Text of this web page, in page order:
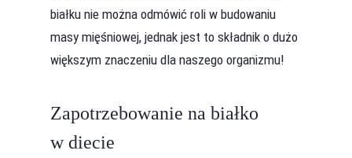
białku nie można odmówić roli w budowaniu
masy mięśniowej, jednak jest to składnik o dużo
większym znaczeniu dla naszego organizmu!
Zapotrzebowanie na białko
w diecie